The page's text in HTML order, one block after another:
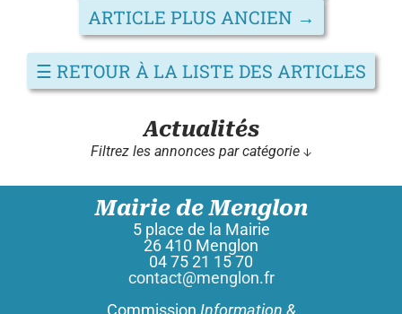
ARTICLE PLUS ANCIEN →
☰ RETOUR À LA LISTE DES ARTICLES
Actualités
Filtrez les annonces par catégorie ↓
Mairie de Menglon
5 place de la Mairie
26 410 Menglon
04 75 21 15 70
contact@menglon.fr
Commission Information &